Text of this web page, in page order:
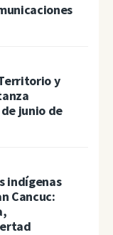
y
junio de
indígenas
Cancuc: